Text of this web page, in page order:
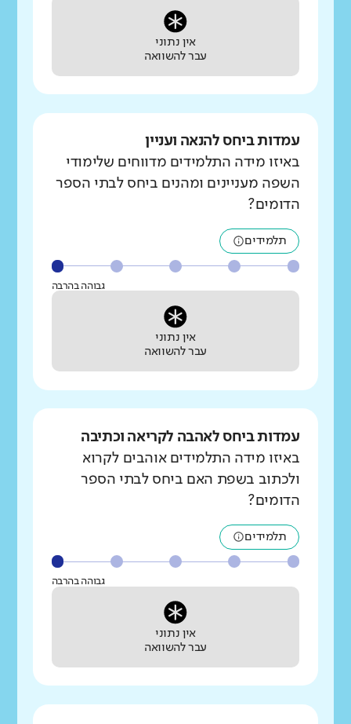
אין נתוני
עבר להשוואה
עמדות ביחס להנאה ועניין
באיזו מידה התלמידים מדווחים שלימודי
השפה מעניינים ומהנים ביחס לבתי הספר
הדומים?
תלמידים
גבוהה בהרבה
אין נתוני
עבר להשוואה
עמדות ביחס לאהבה לקריאה וכתיבה
באיזו מידה התלמידים אוהבים לקרוא
ולכתוב בשפת האם ביחס לבתי הספר
הדומים?
תלמידים
גבוהה בהרבה
אין נתוני
עבר להשוואה